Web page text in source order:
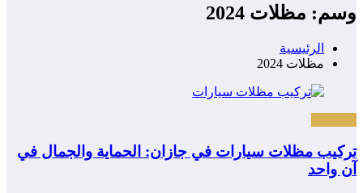
وسم: مظلات 2024
الرئيسية
مظلات 2024
تركيب مظلات سيارات في جازان: الحماية والجمال في
آن واحد